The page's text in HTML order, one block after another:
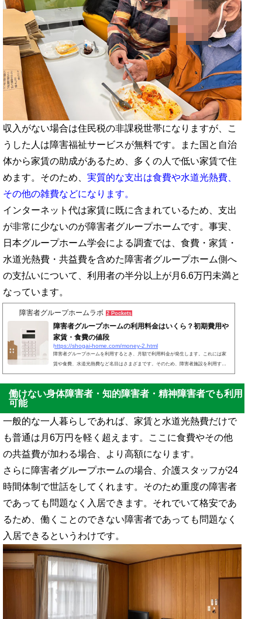
収入がない場合は住民税の非課税世帯になりますが、こ
うした人は障害福祉サービスが無料です。また国と自治
体から家賃の助成があるため、多くの人で低い家賃で住
めます。そのため、 実質的な支出は食費や水道光熱費、
その他の雑費などになります。
インターネット代は家賃に既に含まれているため、支出
が非常に少ないのが障害者グループホームです。事実、
日本グループホーム学会による調査では、食費・家賃・
水道光熱費・共益費を含めた障害者グループホーム側へ
の支払いについて、利用者の半分以上が月6.6万円未満と
なっています。
障害者グループホームラボ 2 Pockets
障害者グループホームの利用料金はいくら？初期費用や
家賃・食費の値段
https://shogai-home.com/money-2.html
障害者グループホームを利用するとき、月額で利用料金が発生します。これには家
賃や食費、水道光熱費など名目はさまざまです。そのため、障害者施設を利用する
にしても「いくらかかるのか？」と疑問に思います。実際のところ、障害者グルー
プホームは実家暮らしよりも安く生活できるケースが多いです。これは、国や自治
体から補助が出されるからです。そのため必要な支払金額は非常に低いです。これ
ないため、いまお金がない人であっても問題なく入居でき...
働けない身体障害者・知的障害者・精神障害者でも利用
可能
一般的な一人暮らしであれば、家賃と水道光熱費だけで
も普通は月6万円を軽く超えます。ここに食費やその他
の共益費が加わる場合、より高額になります。
さらに障害者グループホームの場合、介護スタッフが24
時間体制で世話をしてくれます。そのため重度の障害者
であっても問題なく入居できます。それでいて格安であ
るため、働くことのできない障害者であっても問題なく
入居できるというわけです。